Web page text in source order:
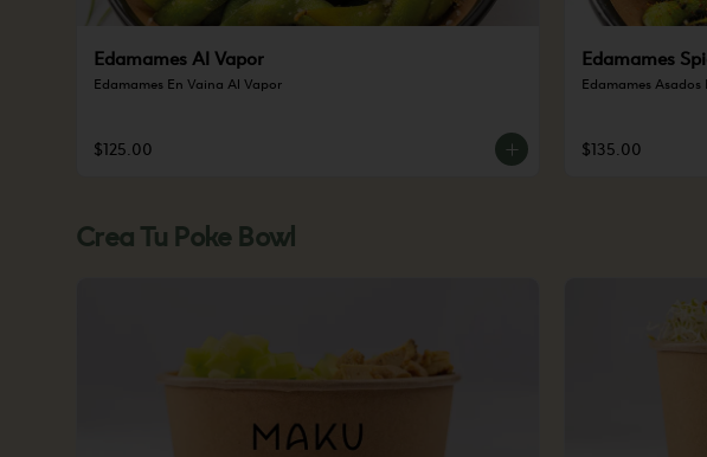
Edamames Al Vapor
Edamames En Vaina Al Vapor
$125.00
Edamames
Edamames
$135.00
Crea Tu Poke Bowl